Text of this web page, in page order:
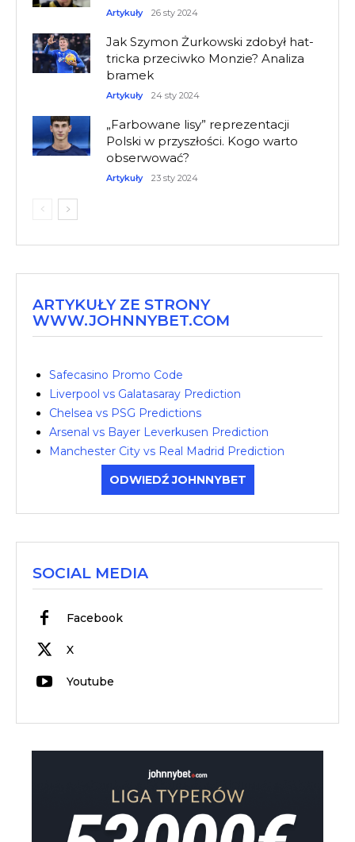
Artykuły 26 sty 2024
Jak Szymon Żurkowski zdobył hat-
tricka przeciwko Monzie? Analiza
bramek
Artykuły 24 sty 2024
„Farbowane lisy” reprezentacji
Polski w przyszłości. Kogo warto
obserwować?
Artykuły 23 sty 2024
ARTYKUŁY ZE STRONY
WWW.JOHNNYBET.COM
Safecasino Promo Code
Liverpool vs Galatasaray Prediction
Chelsea vs PSG Predictions
Arsenal vs Bayer Leverkusen Prediction
Manchester City vs Real Madrid Prediction
ODWIEDŹ JOHNNYBET
SOCIAL MEDIA
Facebook
X
Youtube